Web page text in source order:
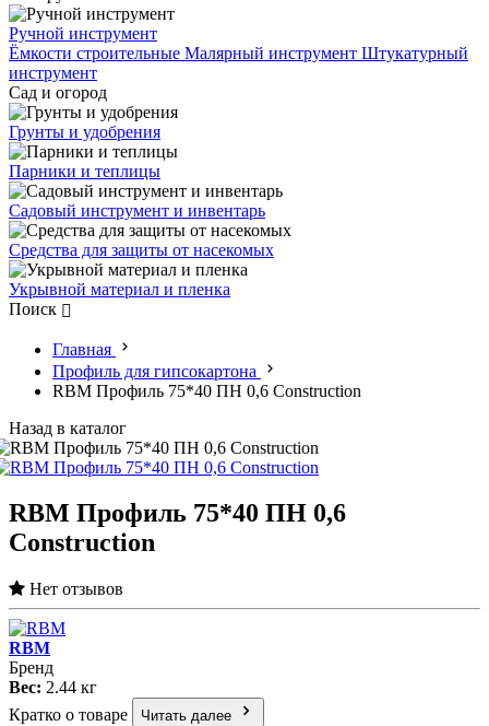
Ручной инструмент
Ёмкости строительные Малярный инструмент Штукатурный
инструмент
Сад и огород
Грунты и удобрения
Парники и теплицы
Садовый инструмент и инвентарь
Средства для защиты от насекомых
Укрывной материал и пленка
Поиск
Главная
Профиль для гипсокартона
RBM Профиль 75*40 ПН 0,6 Сonstruction
Назад в каталог
RBM Профиль 75*40 ПН 0,6
Сonstruction
Нет отзывов
RBM
Бренд
Вес: 2.44 кг
Кратко о товаре
Читать далее